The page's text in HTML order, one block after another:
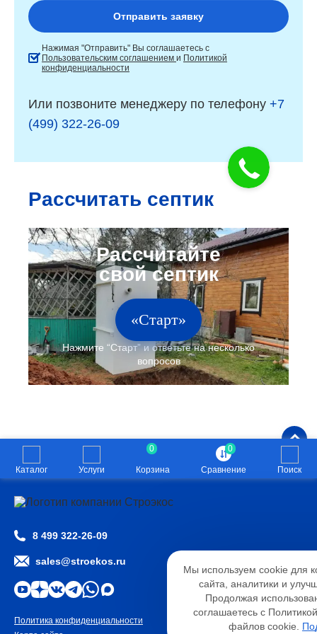
Нажимая "Отправить" Вы соглашаетесь с
Пользовательским соглашением и Политикой
конфиденциальности
Или позвоните менеджеру по телефону +7
(499) 322-26-09
Рассчитать септик
«Старт»
Каталог Услуги
0
Корзина
0
Сравнение Поиск
8 499 322-26-09
sales@stroekos.ru
Политика конфиденциальности
2026 © ООО «СТРОЭКОС»
Мы используем cookie для
сайта, аналитики и
Продолжая
соглашаетесь с
файлов cookie.
Необходимые
Функциональные